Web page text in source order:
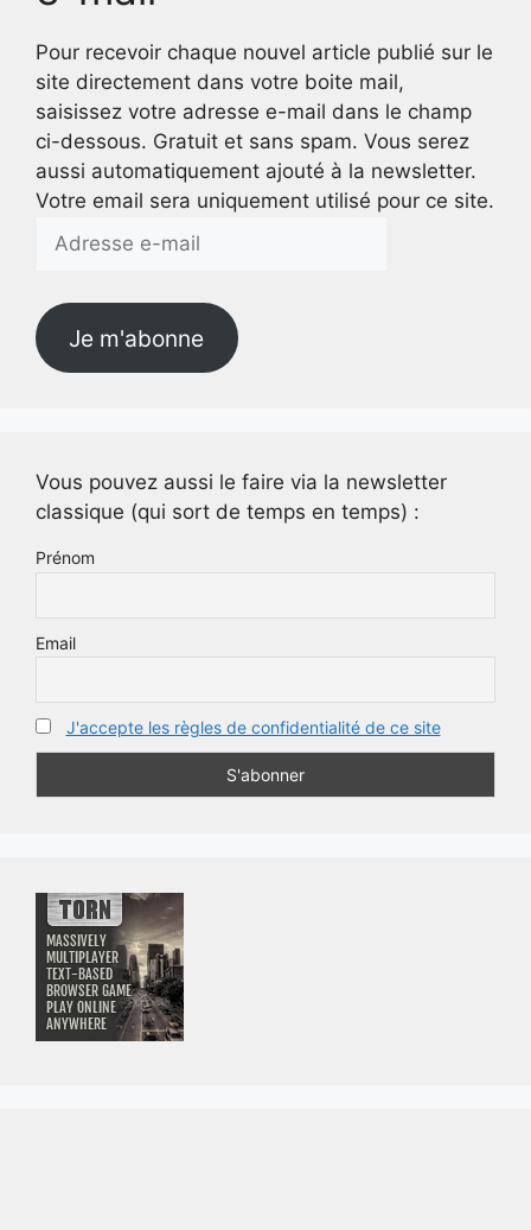
Pour recevoir chaque nouvel article publié sur le
site directement dans votre boite mail,
saisissez votre adresse e-mail dans le champ
ci-dessous. Gratuit et sans spam. Vous serez
aussi automatiquement ajouté à la newsletter.
Votre email sera uniquement utilisé pour ce site.
Adresse
Je m'abonne
Vous pouvez aussi le faire via la newsletter
classique (qui sort de temps en temps) :
Prénom
Email
J'accepte les règles de confidentialité de ce site